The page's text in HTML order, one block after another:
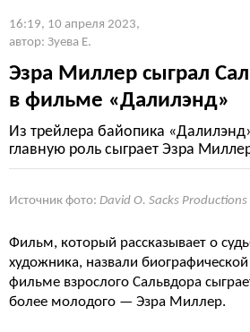
16:19, 10 апреля 2023,
автор: Зуева Е.
Эзра Миллер сыграл
в фильме «Далилэнд»
Из трейлера байопика
главную роль сыграет Эзра
Источник фото: David O. Sacks Productions
Фильм, который рассказывает о
художника, назвали
фильме взрослого Сальвдора
более молодого — Эзра Миллер.